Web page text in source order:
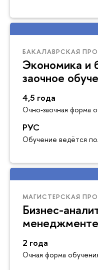
БАКАЛАВРСКАЯ
Экономика и
заочное
4,5 года
Очно-заочная форма
РУС
Обучение ведётся
МАГИСТЕРСКАЯ
Бизнес-
менеджменте
2 года
Очная форма